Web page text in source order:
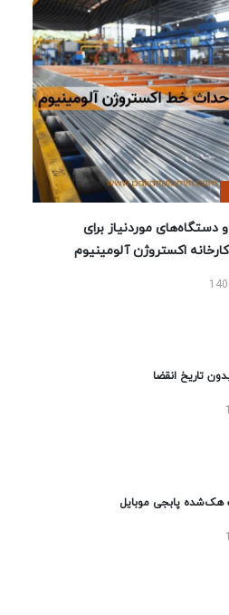
موردنیاز برای
اکستروژن آلومینیوم
تاریخ انقضا
هک‌شده پابجی موبایل